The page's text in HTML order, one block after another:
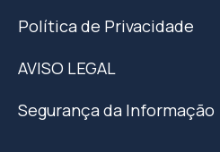
Política de Privacidade
AVISO LEGAL
Segurança da Informação